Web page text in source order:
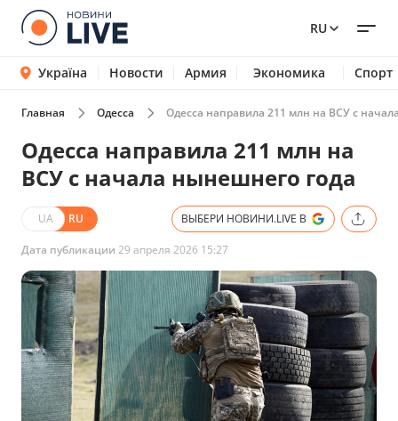
RU
Україна Новости Армия Экономика Спорт
Главная Одесса Одесса направила 211 млн на ВСУ с
Одесса направила 211 млн на
ВСУ с начала нынешнего года
UA RU ВЫБЕРИ НОВИНИ.LIVE В
Дата публикации 29 апреля 2026 15:27